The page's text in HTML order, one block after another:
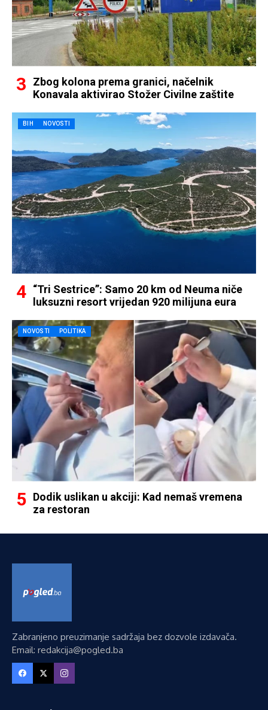
Zbog kolona prema granici, načelnik
Konavala aktivirao Stožer Civilne zaštite
BIH NOVOSTI
“Tri Sestrice”: Samo 20 km od Neuma niče
luksuzni resort vrijedan 920 milijuna eura
NOVOSTI POLITIKA
Dodik uslikan u akciji: Kad nemaš vremena
za restoran
Zabranjeno preuzimanje sadržaja bez dozvole izdavača.
Email: redakcija@pogled.ba